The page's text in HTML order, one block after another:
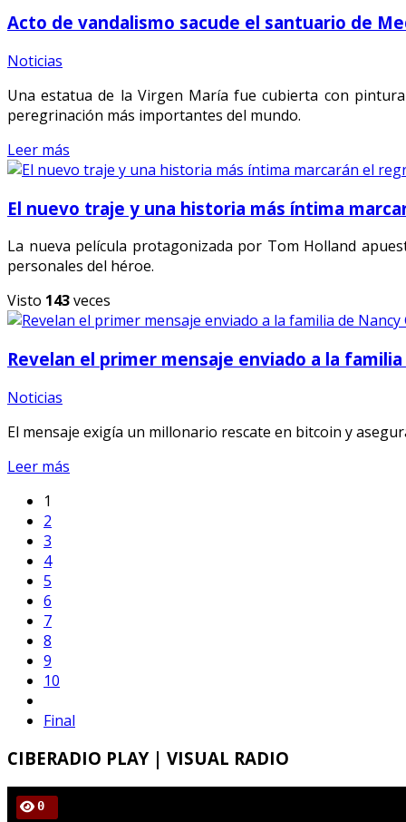
Acto de vandalismo sacude el santuario de
Noticias
Una estatua de la Virgen María fue cubierta con
peregrinación más importantes del mundo.
Leer más
El nuevo traje y una historia más íntima
La nueva película protagonizada por Tom Holland
personales del héroe.
Visto 143veces
Revelan el primer mensaje enviado a la
Noticias
El mensaje exigía un millonario rescate en bitcoin y
Leer más
1
2
3
4
5
6
7
8
9
10
Final
CIBERADIO PLAY | VISUAL RADIO